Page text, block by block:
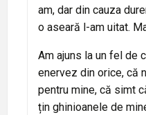
am, dar din cauza
o aseară l-am uitat.
Am ajuns la un fel de
enervez din orice, că
pentru mine, că simt
țin ghinioanele de